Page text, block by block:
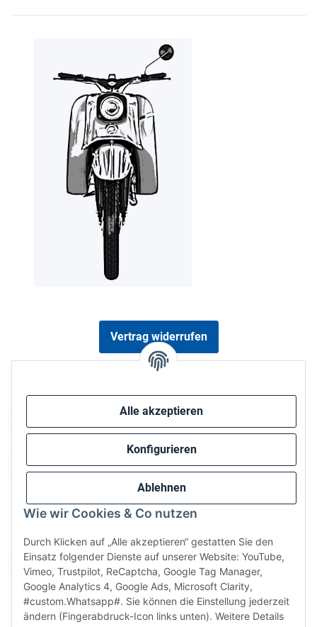
Alle akzeptieren
Konfigurieren
Ablehnen
Wie wir Cookies & Co nutzen
Durch Klicken auf „Alle akzeptieren“ gestatten Sie den
Einsatz folgender Dienste auf unserer Website: YouTube,
Vimeo, Trustpilot, ReCaptcha, Google Tag Manager,
Google Analytics 4, Google Ads, Microsoft Clarity,
#custom.Whatsapp#. Sie können die Einstellung jederzeit
ändern (Fingerabdruck-Icon links unten). Weitere Details
Vertrag widerrufen
Wir versenden via: